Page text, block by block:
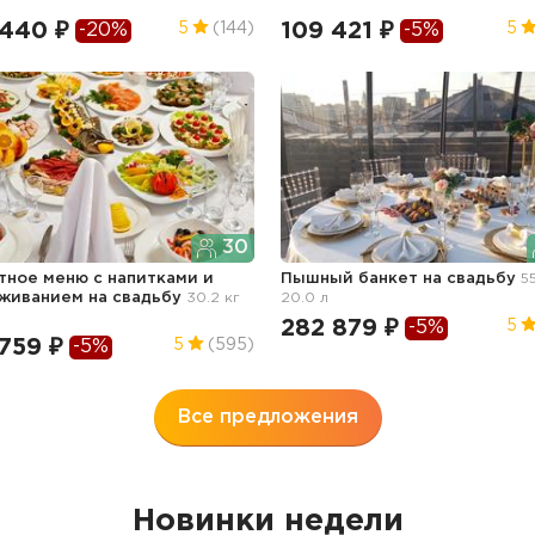
₽ -20% 5 (144) 109 421 ₽ -5% 5
30
меню с напитками и
на свадьбу 30.2 кг
₽ -5% 5 (595)
Пышный банкет на свадьбу
20.0 л
282 879 ₽ -5% 5
Все предложения
Новинки недели